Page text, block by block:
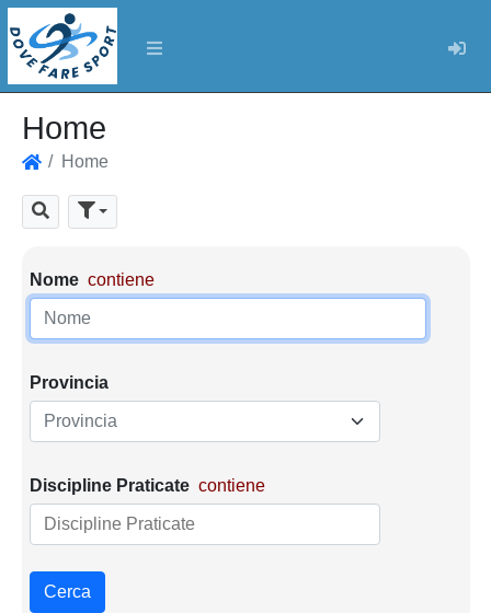
Home
Home
CercaParametri di ricerca
Nome contiene
Provincia
Provincia
Discipline Praticate contiene
Cerca